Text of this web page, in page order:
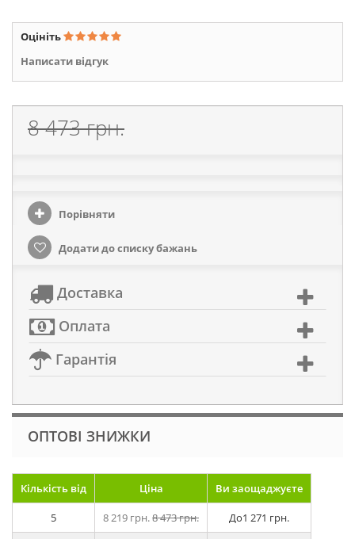
Оцініть
Написати відгук
8 473 грн.
Порівняти
Додати до списку бажань
Доставка
Оплата
Гарантія
ОПТОВІ ЗНИЖКИ
Кількість від Ціна Ви заощаджуєте
5 8 219 грн.8 473 грн. До1 271 грн.